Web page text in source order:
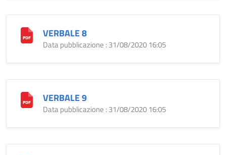
VERBALE 8
Data pubblicazione : 31/08/2020 16:05
VERBALE 9
Data pubblicazione : 31/08/2020 16:05